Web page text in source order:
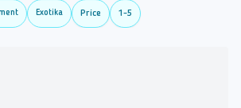
Exotika Price 1-5